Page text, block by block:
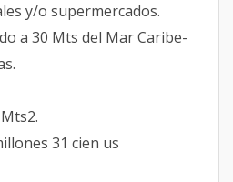
y/o supermercados.
a 30 Mts del Mar Caribe-
31 cien us